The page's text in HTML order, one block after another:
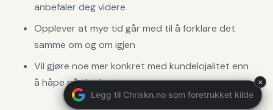
anbefaler deg videre
Opplever at mye tid går med til å forklare det
samme om og om igjen
Vil gjøre noe mer konkret med kundelojalitet enn
å håpe på det beste
×